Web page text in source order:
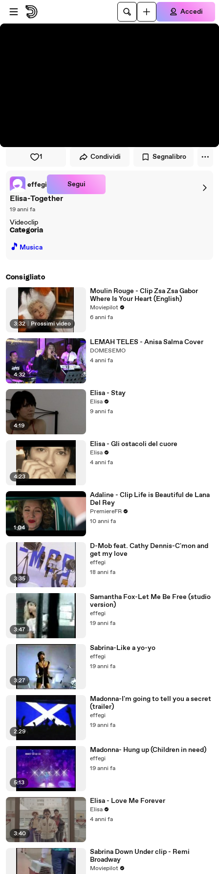
Vai al lettore
Passa al contenuto principale
Accedi
1 Condividi Segnalibro
effegi Segui
Elisa-Together
19 anni fa
Videoclip
Categoria
🎵 Musica
Consigliato
3:32 Prossimi video
Moulin Rouge - Clip Zsa Zsa Gabor
Where Is Your Heart (English)
Moviepilot
6 anni fa
4:32
LEMAH TELES - Anisa Salma Cover
DOMESEMO
4 anni fa
4:19
Elisa - Stay
Elisa
9 anni fa
4:23
Elisa - Gli ostacoli del cuore
Elisa
4 anni fa
1:04
Adaline - Clip Life is Beautiful de Lana
Del Rey
PremiereFR
10 anni fa
3:35
D-Mob feat. Cathy Dennis-C'mon and
get my love
effegi
18 anni fa
3:47
Samantha Fox-Let Me Be Free (studio
version)
effegi
19 anni fa
3:27
Sabrina-Like a yo-yo
effegi
19 anni fa
2:29
Madonna-I'm going to tell you a secret
(trailer)
effegi
19 anni fa
5:13
Madonna- Hung up (Children in need)
effegi
19 anni fa
3:40
Elisa - Love Me Forever
Elisa
4 anni fa
Sabrina Down Under clip - Remi
Broadway
Moviepilot